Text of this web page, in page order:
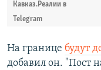
Кавказ.Реалии в
Telegram
На границе будут
добавил он. "Пост